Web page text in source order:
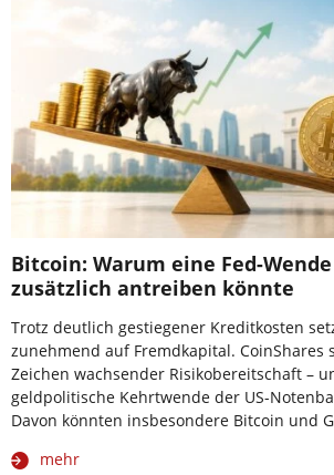
Bitcoin: Warum eine Fed-
zusätzlich antreiben könnte
Trotz deutlich gestiegener Kreditkosten
zunehmend auf Fremdkapital. CoinShares
Zeichen wachsender Risikobereitschaft –
geldpolitische Kehrtwende der US-
Davon könnten insbesondere Bitcoin und
mehr